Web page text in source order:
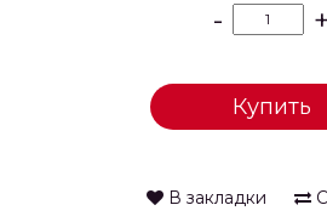
-
Купить
В закладки